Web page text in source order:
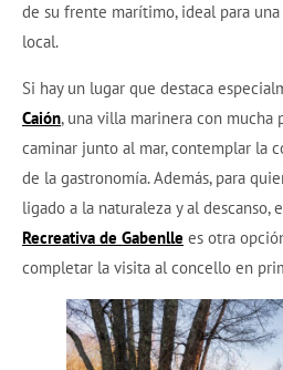
de su frente marítimo, ideal para
local.
Si hay un lugar que destaca
Caión, una villa marinera con mucha
caminar junto al mar, contemplar la
de la gastronomía. Además, para
ligado a la naturaleza y al descanso,
Recreativa de Gabenlle es otra
completar la visita al concello en